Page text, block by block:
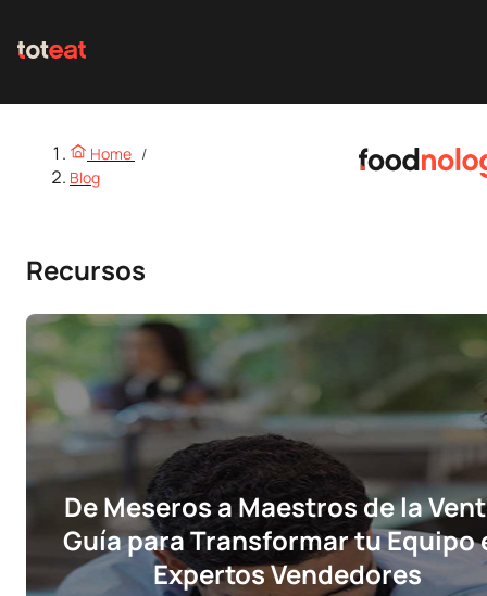
Home /
Blog
Recursos
De Meseros a Maestros de la
Guía para Transformar tu Equipo
Expertos Vendedores